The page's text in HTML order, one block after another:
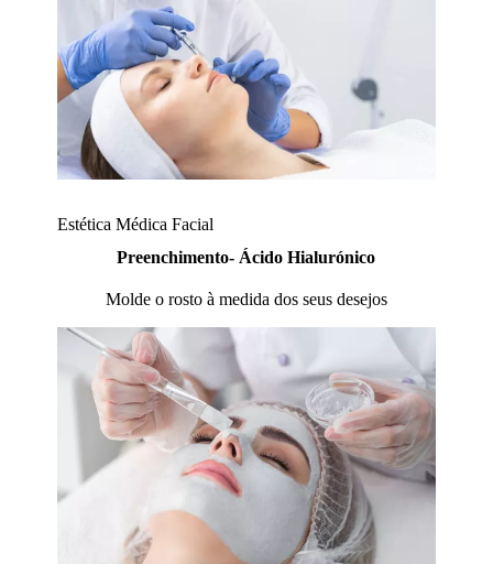
Estética Médica Facial
Preenchimento- Ácido Hialurónico
Molde o rosto à medida dos seus desejos